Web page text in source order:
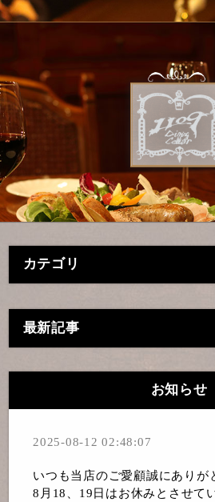
カテゴリ
最新記事
お知らせ
2025-08-12 02:48:07
いつも当店のご愛顧誠にありが
8月18、19日はお休みとさせて